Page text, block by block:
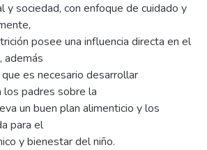
y sociedad, con enfoque de cuidado y
posee una influencia directa en el
además
es necesario desarrollar
los padres sobre la
un buen plan alimenticio y los
para el
y bienestar del niño.